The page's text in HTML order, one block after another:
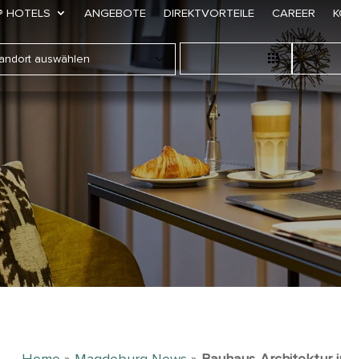
HOTELS ANGEBOTE DIREKTVORTEILE CAREER